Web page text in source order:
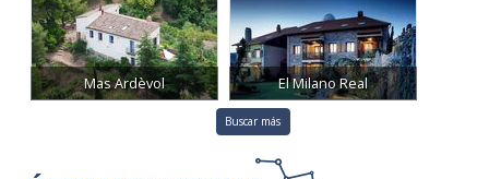
Mas Ardèvol El Milano Real
Buscar más